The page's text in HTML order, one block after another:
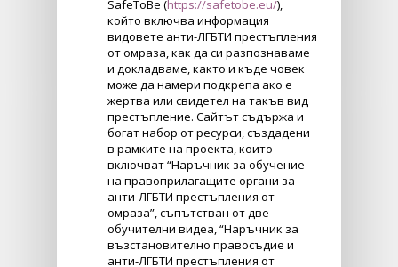
SafeToBe (https://safetobe.eu/),
който включва информация
видовете анти-ЛГБТИ престъпления
от омраза, как да си разпознаваме
и докладваме, както и къде човек
може да намери подкрепа ако е
жертва или свидетел на такъв вид
престъпление. Сайтът съдържа и
богат набор от ресурси, създадени
в рамките на проекта, които
включват “Наръчник за обучение
на правоприлагащите органи за
анти-ЛГБТИ престъпления от
омраза”, съпътстван от две
обучителни видеа, “Наръчник за
възстановително правосъдие и
анти-ЛГБТИ престъпления от